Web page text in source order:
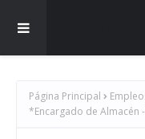
Página Principal
*Encargado de Almacén -